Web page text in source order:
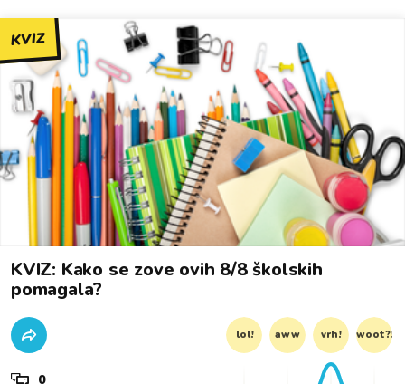
KVIZ
KVIZ: Kako se zove ovih 8/8 školskih
pomagala?
lol! aww vrh! woot?!
0